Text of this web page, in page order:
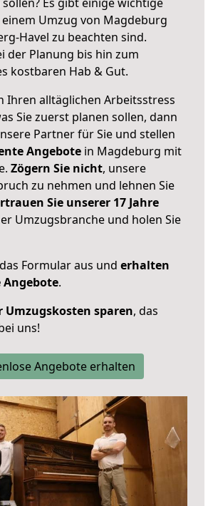
Umzug von Magdeburg
Havel zu beachten sind.
der Planung bis hin zum
kostbaren Hab & Gut.
Ihren alltäglichen Arbeitsstress
Sie zuerst planen sollen, dann
Partner für Sie und stellen
Angebote in Magdeburg mit
Zögern Sie nicht, unsere
zu nehmen und lehnen Sie
Sie unserer 17 Jahre
Umzugsbranche und holen Sie
Formular aus und erhalten
Angebote.
Umzugskosten sparen, das
uns!
Angebote erhalten